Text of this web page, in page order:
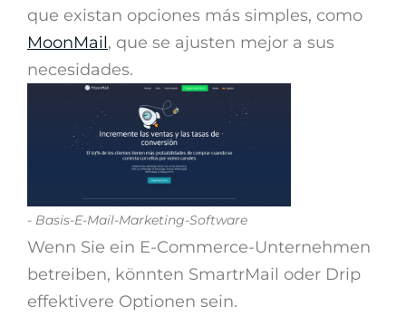
que existan opciones más simples, como
MoonMail, que se ajusten mejor a sus
necesidades.
- Basis-E-Mail-Marketing-Software
Wenn Sie ein E-Commerce-Unternehmen
betreiben, könnten SmartrMail oder Drip
effektivere Optionen sein.